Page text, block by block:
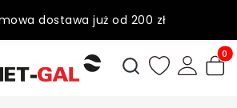
dostawa już od 200 zł
50% na wybrane produky
Otwórz